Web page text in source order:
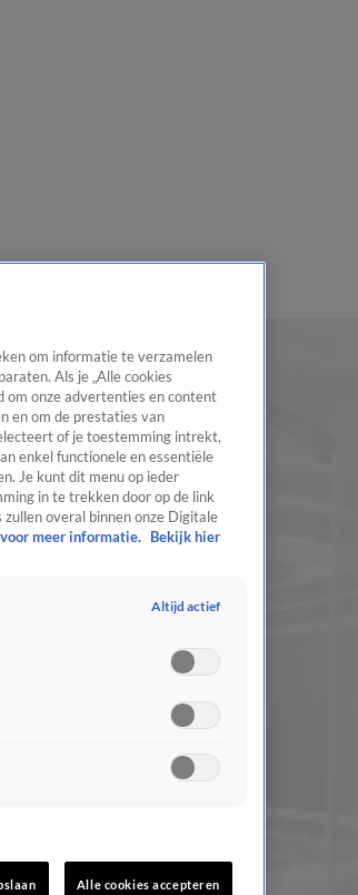
om informatie te verzamelen
Als je „Alle cookies
om onze advertenties en content
en om de prestaties van
of je toestemming intrekt,
enkel functionele en essentiële
Je kunt dit menu op ieder
in te trekken door op de link
overal binnen onze Digitale
meer informatie.
Bekijk hier
Altijd actief
Alle cookies accepteren